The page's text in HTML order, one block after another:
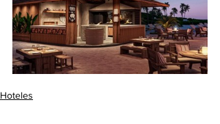
Hoteles